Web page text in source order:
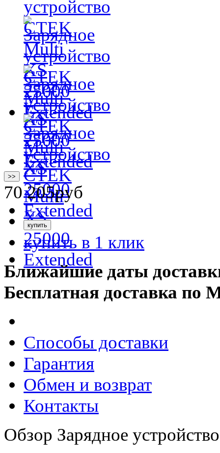
>>
70 205руб
купить в 1 клик
Ближайшие даты
Бесплатная доставка по
Способы доставки
Гарантия
Обмен и возврат
Контакты
Обзор Зарядное